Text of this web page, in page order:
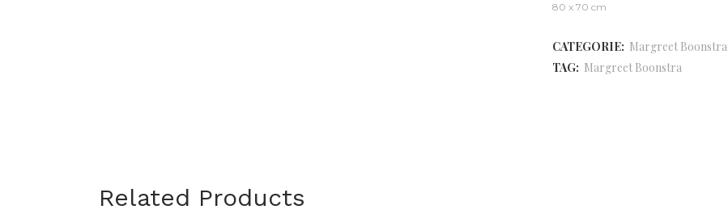
80 x 70 cm
CATEGORIE: Margreet Boonstra
TAG: Margreet Boonstra
Related Products